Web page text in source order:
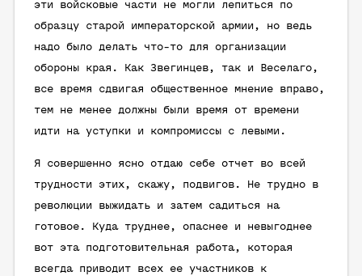
эти войсковые части не могли лепиться по
образцу старой императорской армии, но ведь
надо было делать что-то для организации
обороны края. Как Звегинцев, так и Веселаго,
все время сдвигая общественное мнение вправо,
тем не менее должны были время от времени
идти на уступки и компромиссы с левыми.
Я совершенно ясно отдаю себе отчет во всей
трудности этих, скажу, подвигов. Не трудно в
революции выжидать и затем садиться на
готовое. Куда труднее, опаснее и невыгоднее
вот эта подготовительная работа, которая
всегда приводит всех ее участников к